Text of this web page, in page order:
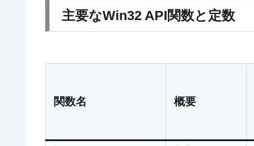
主要なWin32 API関数と定数
関数名 概要